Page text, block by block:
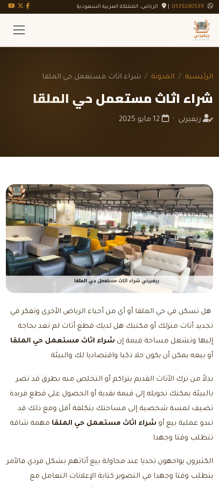
0539280539 الرياض، المملكة العربية السعودية فيسبوك
تويتر X
الرئيسية المدونة شراء اثاث مستعمل حي الملقا
شراء اثاث مستعمل حي الملقا
ريفيرني ·
هل تسكن في حي الملقا أو أي من أحياء الرياض الأخرى وتفكر في
تجديد أثاث منزلك أو مكتبك هل لديك قطع أثاث لم تعد بحاجة
إليها وتشغل مساحة قيمة إن شراء اثاث مستعمل حي الملقا
أو بيعه يمكن أن يكون حلا ذكيا واقتصاديا لك والبيئة
بدلاً من ترك الأثاث القديم يتراكم أو التخلص منه بطرق قد تضر
بالبيئة يمكنك تحويله إلى قيمة نقدية أو الحصول على قطع فريدة
تضيف لمسة شخصية إلى مساحتك بتكلفة أقل ومع ذلك قد
تبدو عملية بيع أو شراء اثاث مستعمل حي الملقا مهمة شاقة
تتطلب وقتا وجهدا
الكثيرون يواجهون تحديا عند محاولة بيع أثاثهم بشكل فردي فالأمر
يتطلب وقتا وجهدا في التصوير كتابة الإعلانات التعامل مع